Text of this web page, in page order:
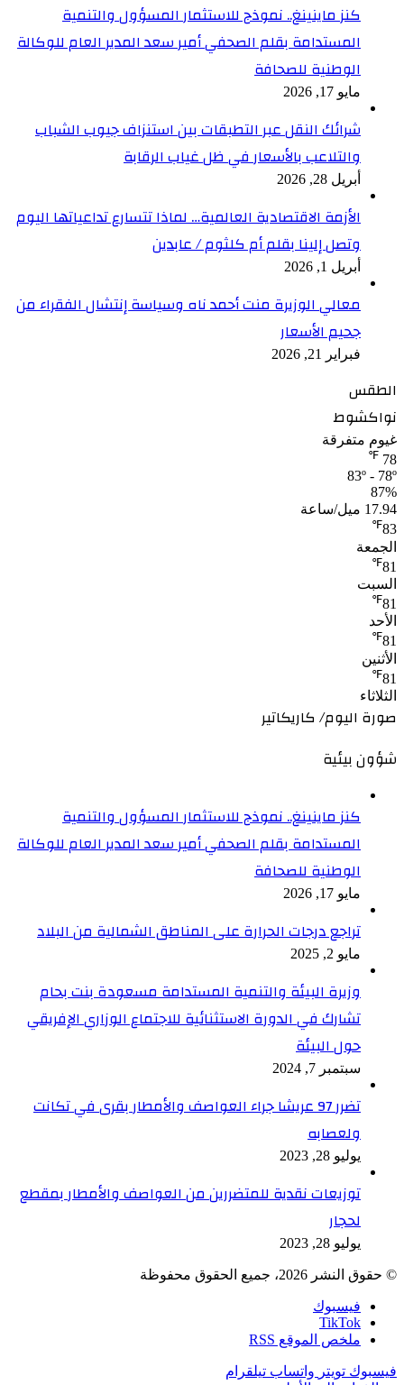
كنز ماينينغ.. نموذج للاستثمار المسؤول والتنمية
المستدامة بقلم الصحفي أمير سعد المدير العام للوكالة
الوطنية للصحافة
مايو 17, 2026
شرائك النقل عبر التطبقات بين استنزاف جيوب الشباب
والتلاعب بالأسعار في ظل غياب الرقابة
أبريل 28, 2026
الأزمة الاقتصادية العالمية… لماذا تتسارع تداعياتها اليوم
وتصل إلينا بقلم أم كلثوم / عابدين
أبريل 1, 2026
معالي الوزيرة منت أحمد ناه وسياسة إنتشال الفقراء من
جحيم الأسعار
فبراير 21, 2026
الطقس
نواكشوط
غيوم متفرقة
78
℉
83º - 78º
87%
17.94 ميل/ساعة
83
℉
الجمعة
81
℉
السبت
81
℉
الأحد
81
℉
الأثنين
81
℉
الثلاثاء
صورة اليوم/ كاريكاتير
شؤون بيئية
كنز ماينينغ.. نموذج للاستثمار المسؤول والتنمية
المستدامة بقلم الصحفي أمير سعد المدير العام للوكالة
الوطنية للصحافة
مايو 17, 2026
تراجع درجات الحرارة على المناطق الشمالية من البلاد
مايو 2, 2025
وزيرة البيئة والتنمية المستدامة مسعودة بنت بحام
تشارك في الدورة الاستثنائية للاجتماع الوزاري الإفريقي
حول البيئة
سبتمبر 7, 2024
تضرر 97 عريشا جراء العواصف والأمطار بقرى في تكانت
ولعصابه
يوليو 28, 2023
توزيعات نقدية للمتضررين من العواصف والأمطار بمقطع
لحجار
يوليو 28, 2023
© حقوق النشر 2026، جميع الحقوق محفوظة
فيسبوك
TikTok
ملخص الموقع RSS
فيسبوك تويتر واتساب تيلقرام